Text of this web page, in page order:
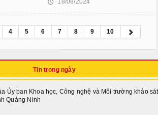
🕔 18/08/2024
4 5 6 7 8 9 10
Tin trong ngày
Ủy ban Khoa học, Công nghệ và Môi trường khảo sát
Quảng Ninh